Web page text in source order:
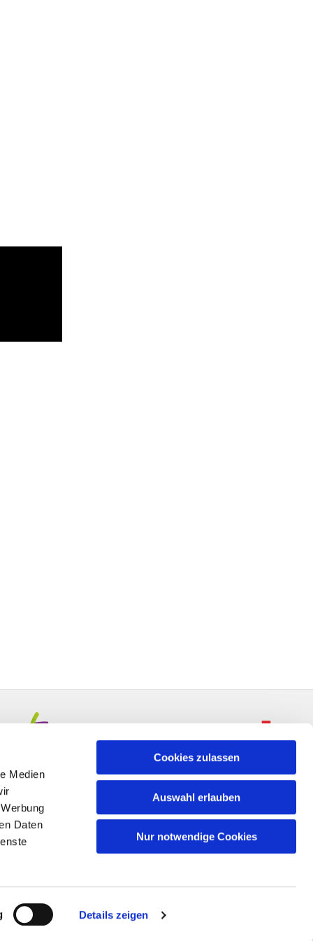
Medien
Daten
Details zeigen
Cookies zulassen
Auswahl erlauben
Nur notwendige Cookies